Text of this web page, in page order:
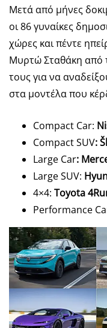
Μετά από μήνες
οι 86 γυναίκες
χώρες και πέντε
Μυρτώ Σταθάκη από
τους για να
στα μοντέλα που
Compact Car:
Compact SUV:
Large Car:
Large SUV:
4×4: Toyota
Performance